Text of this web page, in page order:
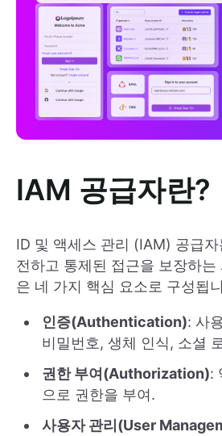
IAM 공급자란?
ID 및 액세스 관리 (IAM) 공급
전하고 통제된 접근을 보장하
은 네 가지 핵심 요소로 구성됩
인증(Authentication): 사
비밀번호, 생체 인식, 소셜
권한 부여(Authorization):
으로 권한을 부여.
사용자 관리(User